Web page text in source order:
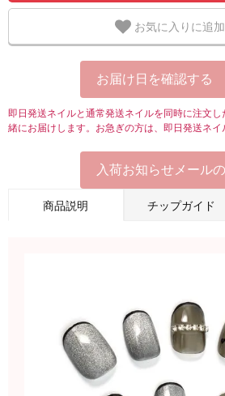
お気に入りに追
お届け日を確認する
即日発送ネイルと通常発送ネイルを同時に注文
緒にお届けします。お急ぎの方は、即日発送ネイ
入荷お知らせメール
商品説明 チップガイド